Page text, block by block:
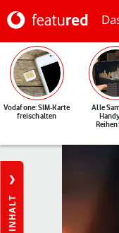
Vodafone: SIM-Karte
freischalten
Alle
INHALT